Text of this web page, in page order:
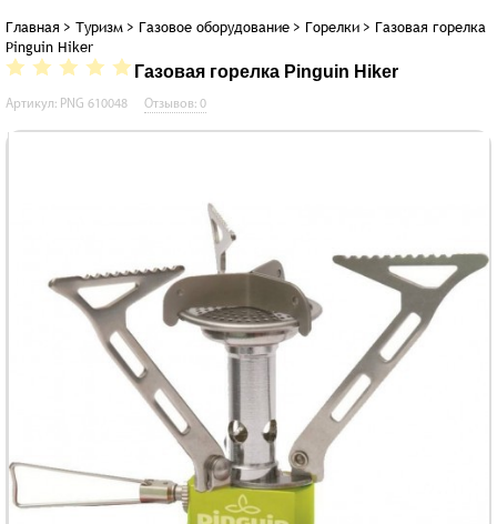
Главная > Туризм > Газовое оборудование > Горелки > Газовая горелка
Pinguin Hiker
Газовая горелка Pinguin Hiker
Артикул: PNG 610048 Отзывов: 0